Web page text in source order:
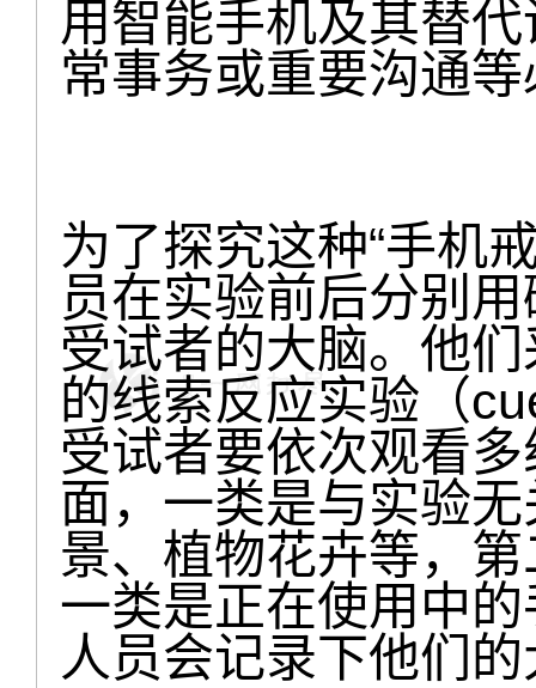
用智能手机及其替
常事务或重要沟通
为了探究这种“手机
员在实验前后分别
受试者的大脑。他
的线索反应实验（
受试者要依次观看
面，一类是与实验
景、植物花卉等，
一类是正在使用中
人员会记录下他们